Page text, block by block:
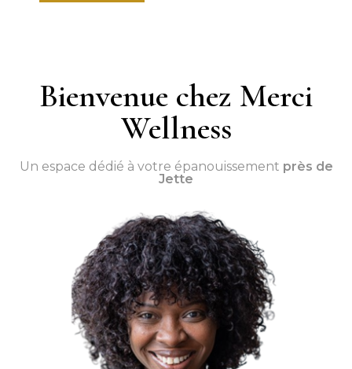
Bienvenue chez Merci
Wellness
Un espace dédié à votre épanouissement près de
Jette